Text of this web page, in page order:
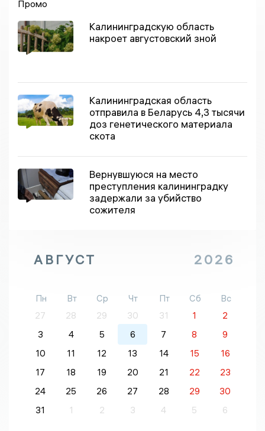
Промо
Калининградскую область
накроет августовский зной
Калининградская область
отправила в Беларусь 4,3 тысячи
доз генетического материала
скота
Вернувшуюся на место
преступления калининградку
задержали за убийство
сожителя
АВГУСТ 2026
Пн Вт Ср Чт Пт Сб
Вс
27
28 29 30 31 1
2
3
4 5 6 7 8
9
10
11 12 13 14 15
16
17
18 19 20 21 22
23
24
25 26 27 28 29
30
31
1 2 3 4 5 6